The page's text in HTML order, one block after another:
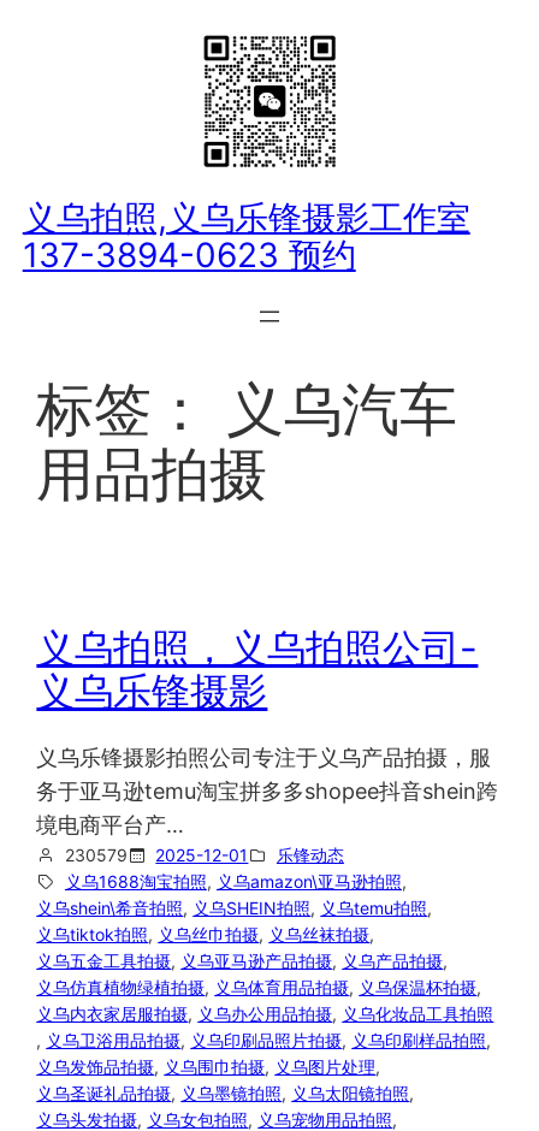
义乌拍照,义乌乐锋摄影工作室
137-3894-0623 预约
标签：
义乌汽车
用品拍摄
义乌拍照，义乌拍照公司-
义乌乐锋摄影
义乌乐锋摄影拍照公司专注于义乌产品拍摄，服
务于亚马逊temu淘宝拼多多shopee抖音shein跨
境电商平台产…
230579 2025-12-01
乐锋动态
义乌1688淘宝拍照, 义乌amazon\亚马逊拍照,
义乌shein\希音拍照, 义乌SHEIN拍照, 义乌temu拍照,
义乌tiktok拍照, 义乌丝巾拍摄, 义乌丝袜拍摄,
义乌五金工具拍摄, 义乌亚马逊产品拍摄, 义乌产品拍摄,
义乌仿真植物绿植拍摄, 义乌体育用品拍摄, 义乌保温杯拍摄,
义乌内衣家居服拍摄, 义乌办公用品拍摄, 义乌化妆品工具拍照
, 义乌卫浴用品拍摄, 义乌印刷品照片拍摄, 义乌印刷样品拍照,
义乌发饰品拍摄, 义乌围巾拍摄, 义乌图片处理,
义乌圣诞礼品拍摄, 义乌墨镜拍照, 义乌太阳镜拍照,
义乌头发拍摄, 义乌女包拍照, 义乌宠物用品拍照,